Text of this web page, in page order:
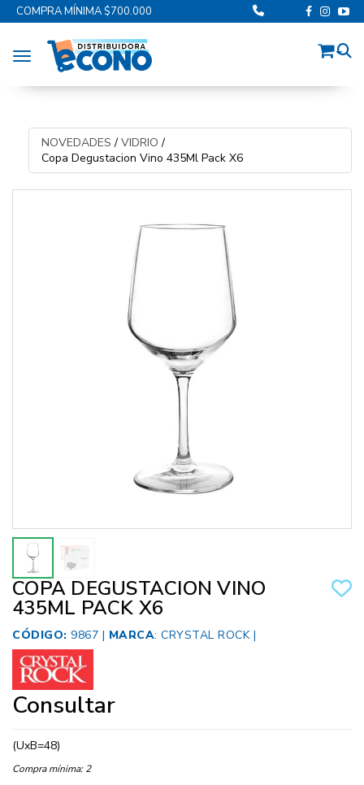
COMPRA MÍNIMA $700.000
Toggle navigation
NOVEDADES / VIDRIO /
Copa Degustacion Vino 435Ml Pack X6
COPA DEGUSTACION VINO
435ML PACK X6
CÓDIGO: 9867 | MARCA: CRYSTAL ROCK|
Consultar
(UxB=48)
Compra mínima: 2